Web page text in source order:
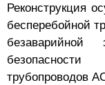
Реконструкция
бесперебойной
безаварийной
трубопроводов